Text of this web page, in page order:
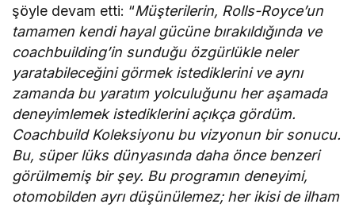
şöyle devam etti: “Müşterilerin, Rolls-Royce’un
tamamen kendi hayal gücüne bırakıldığında ve
coachbuilding’in sunduğu özgürlükle neler
yaratabileceğini görmek istediklerini ve aynı
zamanda bu yaratım yolculuğunu her aşamada
deneyimlemek istediklerini açıkça gördüm.
Coachbuild Koleksiyonu bu vizyonun bir sonucu.
Bu, süper lüks dünyasında daha önce benzeri
görülmemiş bir şey. Bu programın deneyimi,
otomobilden ayrı düşünülemez; her ikisi de ilham